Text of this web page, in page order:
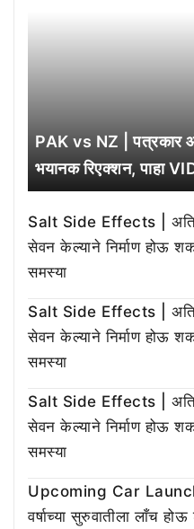
PAK vs NZ | पत्रकार
भयानक रिएक्शन, पाहा
Salt Side Effects |
सेवन केल्याने निर्माण होऊ
समस्या
Salt Side Effects |
सेवन केल्याने निर्माण होऊ
समस्या
Salt Side Effects |
सेवन केल्याने निर्माण होऊ
समस्या
Upcoming Car
वर्षाच्या सुरुवातीला लाँच होऊ